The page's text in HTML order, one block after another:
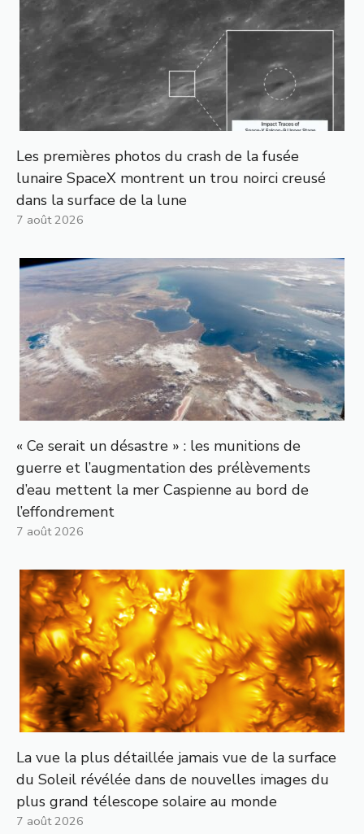
Les premières photos du crash de la fusée
lunaire SpaceX montrent un trou noirci creusé
dans la surface de la lune
7 août 2026
« Ce serait un désastre » : les munitions de
guerre et l’augmentation des prélèvements
d’eau mettent la mer Caspienne au bord de
l’effondrement
7 août 2026
La vue la plus détaillée jamais vue de la surface
du Soleil révélée dans de nouvelles images du
plus grand télescope solaire au monde
7 août 2026